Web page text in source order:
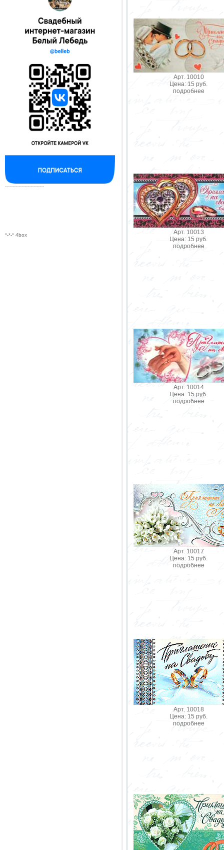
--------------------------
*-*-* 4box
Арт. 10010
Цена: 15 руб.
подробнее
Арт. 10013
Цена: 15 руб.
подробнее
Арт. 10014
Цена: 15 руб.
подробнее
Арт. 10017
Цена: 15 руб.
подробнее
Арт. 10018
Цена: 15 руб.
подробнее